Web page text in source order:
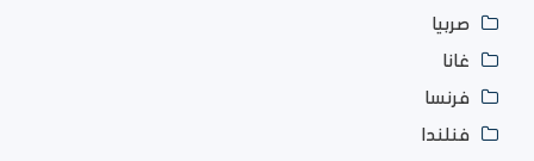
صربيا
غانا
فرنسا
فنلندا